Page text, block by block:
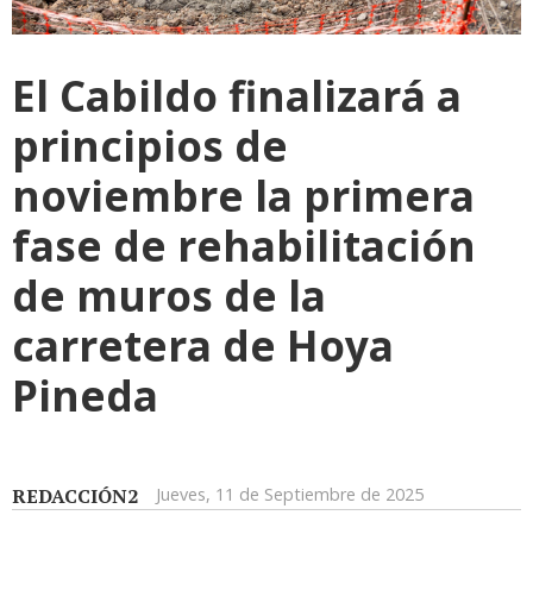
El Cabildo finalizará a
principios de
noviembre la primera
fase de rehabilitación
de muros de la
carretera de Hoya
Pineda
REDACCIÓN2 Jueves, 11 de Septiembre de 2025